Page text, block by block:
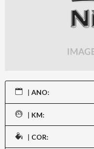
| ANO:
| KM:
| COR: